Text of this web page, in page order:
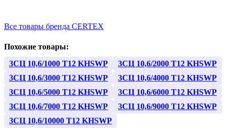
Все товары бренда CERTEX
Похожие товары:
3СЦ 10,6/1000 Т12 KHSWP
3СЦ 10,6/2000 Т12 KHSWP
3СЦ 10,6/3000 Т12 KHSWP
3СЦ 10,6/4000 Т12 KHSWP
3СЦ 10,6/5000 Т12 KHSWP
3СЦ 10,6/6000 Т12 KHSWP
3СЦ 10,6/7000 Т12 KHSWP
3СЦ 10,6/9000 Т12 KHSWP
3СЦ 10,6/10000 Т12 KHSWP